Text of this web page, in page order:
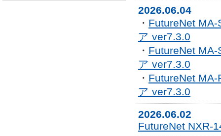
2026.06.04
・ FutureNet
ア ver7.3.0
・ FutureNet
ア ver7.3.0
・ FutureNet
ア ver7.3.0
2026.06.02
FutureNet NXR-